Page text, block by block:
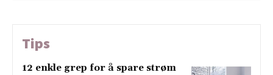
Tips
12 enkle grep for å spare strøm